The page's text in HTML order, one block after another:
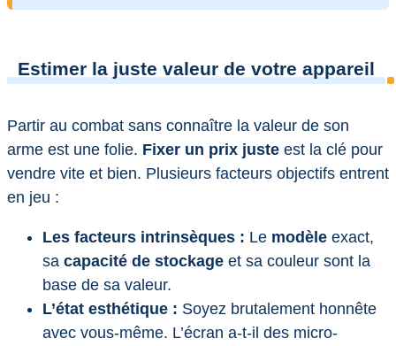
Estimer la juste valeur de votre appareil
Partir au combat sans connaître la valeur de son
arme est une folie. Fixer un prix juste est la clé pour
vendre vite et bien. Plusieurs facteurs objectifs entrent
en jeu :
Les facteurs intrinsèques : Le modèle exact,
sa capacité de stockage et sa couleur sont la
base de sa valeur.
L’état esthétique : Soyez brutalement honnête
avec vous-même. L’écran a-t-il des micro-